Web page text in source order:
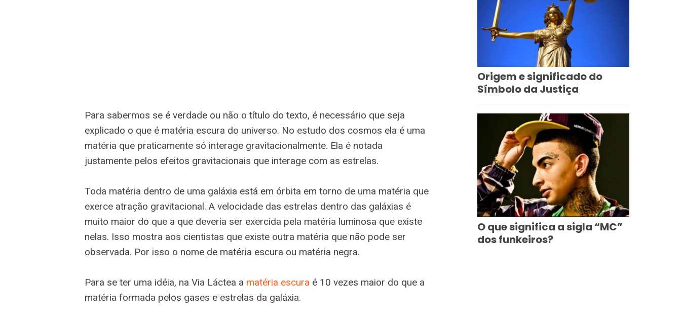
Para sabermos se é verdade ou não o título do texto, é necessário que seja
explicado o que é matéria escura do universo. No estudo dos cosmos ela é uma
matéria que praticamente só interage gravitacionalmente. Ela é notada
justamente pelos efeitos gravitacionais que interage com as estrelas.
Toda matéria dentro de uma galáxia está em órbita em torno de uma matéria que
exerce atração gravitacional. A velocidade das estrelas dentro das galáxias é
muito maior do que a que deveria ser exercida pela matéria luminosa que existe
nelas. Isso mostra aos cientistas que existe outra matéria que não pode ser
observada. Por isso o nome de matéria escura ou matéria negra.
Para se ter uma idéia, na Via Láctea a matéria escura é 10 vezes maior do que a
matéria formada pelos gases e estrelas da galáxia.
Origem e significado do
Símbolo da Justiça
O que significa a sigla “MC”
dos funkeiros?